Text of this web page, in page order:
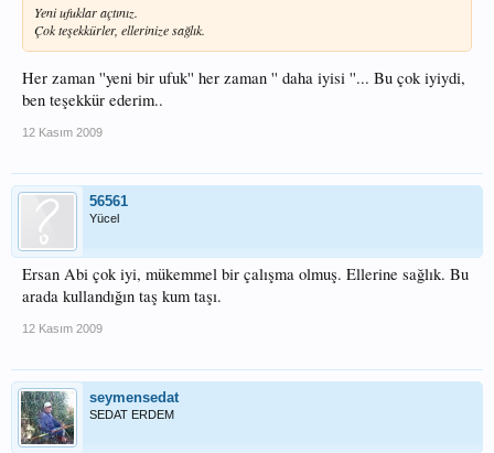
Yeni ufuklar açtınız.
Çok teşekkürler, ellerinize sağlık.
Her zaman ''yeni bir ufuk'' her zaman '' daha iyisi ''... Bu çok iyiydi,
ben teşekkür ederim..
12 Kasım 2009
56561
Yücel
Ersan Abi çok iyi, mükemmel bir çalışma olmuş. Ellerine sağlık. Bu
arada kullandığın taş kum taşı.
12 Kasım 2009
seymensedat
SEDAT ERDEM